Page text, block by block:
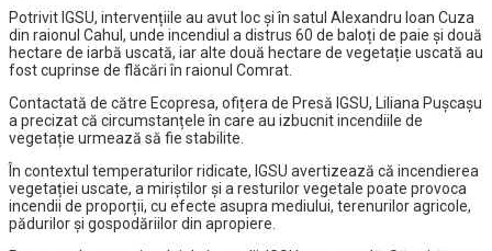
Potrivit IGSU, intervențiile au avut loc și în satul Alexandru Ioan Cuza
din raionul Cahul, unde incendiul a distrus 60 de baloți de paie și două
hectare de iarbă uscată, iar alte două hectare de vegetație uscată au
fost cuprinse de flăcări în raionul Comrat.
Contactată de către Ecopresa, ofițera de Presă IGSU, Liliana Pușcașu
a precizat că circumstanțele în care au izbucnit incendiile de
vegetație urmează să fie stabilite.
În contextul temperaturilor ridicate, IGSU avertizează că incendierea
vegetației uscate, a miriștilor și a resturilor vegetale poate provoca
incendii de proporții, cu efecte asupra mediului, terenurilor agricole,
pădurilor și gospodăriilor din apropiere.